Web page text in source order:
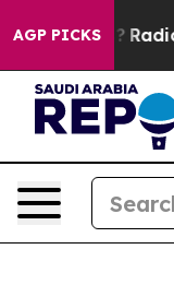
AGP PICKS
Farms? Radical